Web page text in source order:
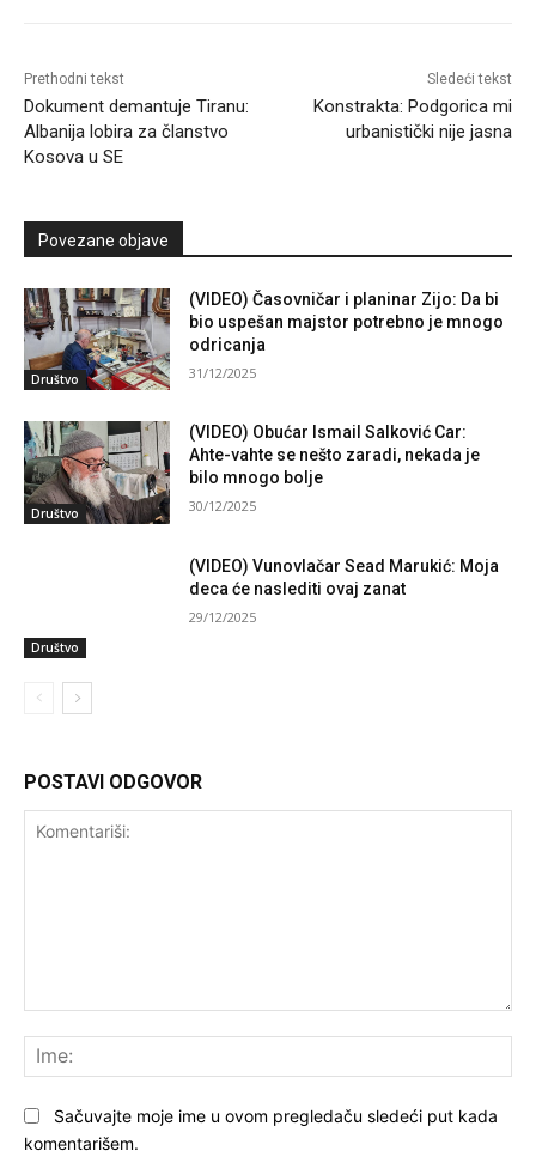
Prethodni tekst
Dokument demantuje Tiranu:
Albanija lobira za članstvo
Kosova u SE
Sledeći tekst
Konstrakta: Podgorica mi
urbanistički nije jasna
Povezane objave
Društvo
(VIDEO) Časovničar i planinar Zijo: Da bi
bio uspešan majstor potrebno je mnogo
odricanja
31/12/2025
Društvo
(VIDEO) Obućar Ismail Salković Car:
Ahte-vahte se nešto zaradi, nekada je
bilo mnogo bolje
30/12/2025
Društvo
(VIDEO) Vunovlačar Sead Marukić: Moja
deca će naslediti ovaj zanat
29/12/2025
POSTAVI ODGOVOR
Sačuvajte moje ime u ovom pregledaču sledeći put kada
komentarišem.